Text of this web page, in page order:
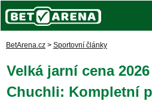
BetArena.cz > Sportovní články
Velká jarní cena
Chuchli: Kompletní